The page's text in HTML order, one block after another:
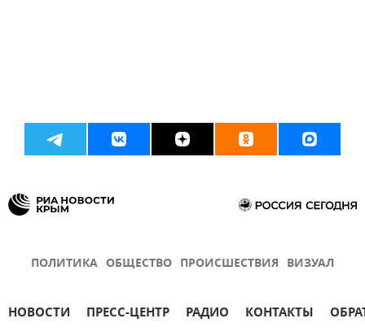
ПОЛИТИКА ОБЩЕСТВО ПРОИСШЕСТВИЯ ВИЗУАЛ
НОВОСТИ ПРЕСС-ЦЕНТР РАДИО КОНТАКТЫ